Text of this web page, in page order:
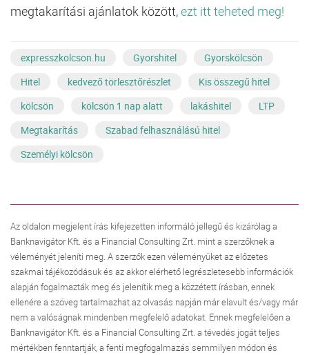
megtakarítási ajánlatok között,ezt itt teheted meg!
expresszkolcson.hu Gyorshitel
Gyorskölcsön
Hitel
kedvező törlesztőrészlet
Kis összegű hitel
kölcsön
kölcsön 1 nap alatt lakáshitel
LTP
Megtakarítás
Szabad felhasználású hitel
Személyi kölcsön
Az oldalon megjelent írás kifejezetten informáló jellegű és kizárólag a
Banknavigátor Kft. és a Financial Consulting Zrt. mint a szerzőknek a
véleményét jeleníti meg. A szerzők ezen véleményüket az előzetes
szakmai tájékozódásuk és az akkor elérhető legrészletesebb információk
alapján fogalmazták meg és jelenítik meg a közzétett írásban, ennek
ellenére a szöveg tartalmazhat az olvasás napján már elavult és/vagy már
nem a valóságnak mindenben megfelelő adatokat. Ennek megfelelően a
Banknavigátor Kft. és a Financial Consulting Zrt. a tévedés jogát teljes
mértékben fenntartják, a fenti megfogalmazás semmilyen módon és